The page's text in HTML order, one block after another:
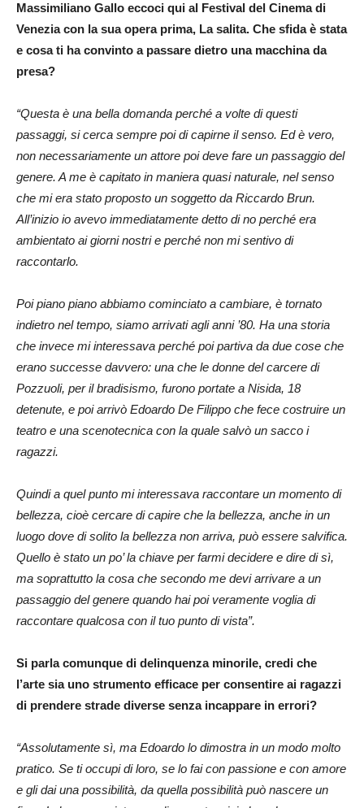
Massimiliano Gallo eccoci qui al Festival del Cinema di
Venezia con la sua opera prima, La salita. Che sfida è stata
e cosa ti ha convinto a passare dietro una macchina da
presa?
“Questa è una bella domanda perché a volte di questi
passaggi, si cerca sempre poi di capirne il senso. Ed è vero,
non necessariamente un attore poi deve fare un passaggio del
genere. A me è capitato in maniera quasi naturale, nel senso
che mi era stato proposto un soggetto da Riccardo Brun.
All’inizio io avevo immediatamente detto di no perché era
ambientato ai giorni nostri e perché non mi sentivo di
raccontarlo.
Poi piano piano abbiamo cominciato a cambiare, è tornato
indietro nel tempo, siamo arrivati agli anni ’80. Ha una storia
che invece mi interessava perché poi partiva da due cose che
erano successe davvero: una che le donne del carcere di
Pozzuoli, per il bradisismo, furono portate a Nisida, 18
detenute, e poi arrivò Edoardo De Filippo che fece costruire un
teatro e una scenotecnica con la quale salvò un sacco i
ragazzi.
Quindi a quel punto mi interessava raccontare un momento di
bellezza, cioè cercare di capire che la bellezza, anche in un
luogo dove di solito la bellezza non arriva, può essere salvifica.
Quello è stato un po’ la chiave per farmi decidere e dire di sì,
ma soprattutto la cosa che secondo me devi arrivare a un
passaggio del genere quando hai poi veramente voglia di
raccontare qualcosa con il tuo punto di vista”.
Si parla comunque di delinquenza minorile, credi che
l’arte sia uno strumento efficace per consentire ai ragazzi
di prendere strade diverse senza incappare in errori?
“Assolutamente sì, ma Edoardo lo dimostra in un modo molto
pratico. Se ti occupi di loro, se lo fai con passione e con amore
e gli dai una possibilità, da quella possibilità può nascere un